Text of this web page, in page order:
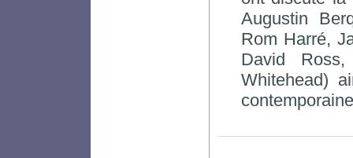
Augustin
Rom Harré,
David
Whitehead)